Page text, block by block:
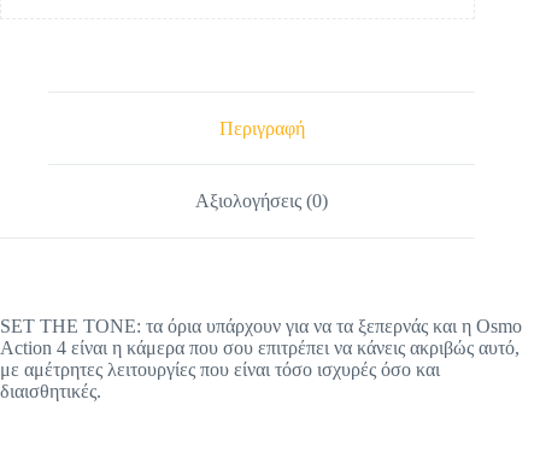
Περιγραφή
Αξιολογήσεις (0)
SET THE TONE: τα όρια υπάρχουν για να τα ξεπερνάς και η Osmo
Action 4 είναι η κάμερα που σου επιτρέπει να κάνεις ακριβώς αυτό,
με αμέτρητες λειτουργίες που είναι τόσο ισχυρές όσο και
διαισθητικές.